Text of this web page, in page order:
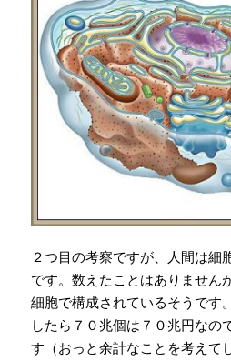
２つ目の考察ですが、人間は細
です。数えたことはありません
細胞で構成されているそうです
したら７０兆個は７０兆円なの
す（おっと余計なことを考えて